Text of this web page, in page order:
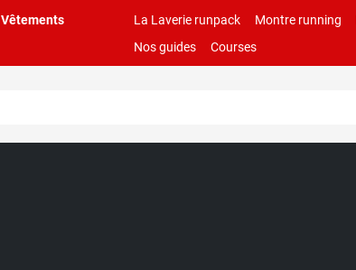
Vêtements
La Laverie runpack Montre running
Nos guides
Courses